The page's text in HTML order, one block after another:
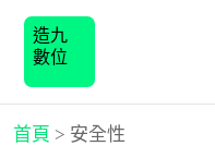
造九
數位
首頁 > 安全性